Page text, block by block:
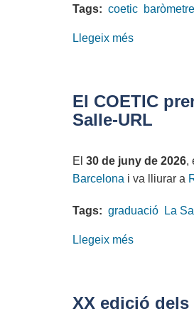
Dona
Tags: coetic baròmetre
Llegeix més
a
la
del
Baròmetre
sector
El COETIC
Salle-URL
El 30 de juny de 2026,
Barcelona i va lliurar a
Tags: graduació La
Llegeix més
el
XX edició dels